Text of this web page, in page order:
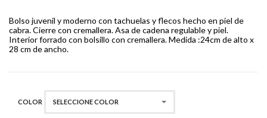
Bolso juvenil y moderno con tachuelas y flecos hecho en piel de
cabra. Cierre con cremallera. Asa de cadena regulable y piel.
Interior forrado con bolsillo con cremallera. Medida :24cm de alto x
28 cm de ancho.
COLOR SELECCIONE COLOR